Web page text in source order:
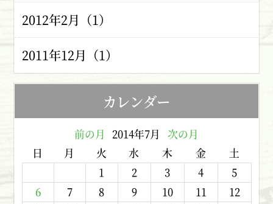
2012年2月（1）
2011年12月（1）
カレンダー
前の月 2014年7月
次の月
日
月 火 水 木 金
土
1
2 3 4
5
6
7 8 9 10 11
12